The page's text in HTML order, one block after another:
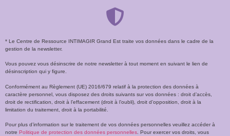
* Le Centre de Ressource INTIMAGIR Grand Est traite vos données dans le cadre de la
gestion de la newsletter.
Vous pouvez vous désinscrire de notre newsletter à tout moment en suivant le lien de
désinscription qui y figure.
Conformément au Règlement (UE) 2016/679 relatif à la protection des données à
caractère personnel, vous disposez des droits suivants sur vos données : droit d’accès,
droit de rectification, droit à l’effacement (droit à l’oubli), droit d’opposition, droit à la
limitation du traitement, droit à la portabilité.
Pour plus d’information sur le traitement de vos données personnelles veuillez accéder à
notre Politique de protection des données personnelles . Pour exercer vos droits, vous